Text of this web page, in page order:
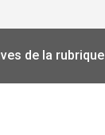
de la rubrique